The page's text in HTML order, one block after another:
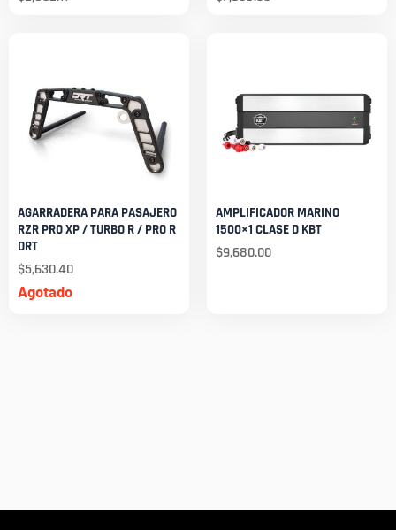
Agotado
AGARRADERA PARA PASAJERO
RZR PRO XP / TURBO R / PRO R
DRT
$5,630.40
AMPLIFICADOR MARINO
1500×1 CLASE D KBT
$9,680.00